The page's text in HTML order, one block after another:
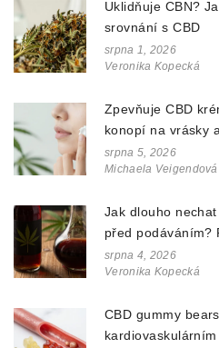
Uklidňuje CBN?
srovnání s CBD
srpna 1, 2026
Veronika Kopecká
Zpevňuje CBD
konopí na vrásky
srpna 5, 2026
Michaela Veigendová
Jak dlouho
před podáváním?
srpna 4, 2026
Veronika Kopecká
CBD gummy